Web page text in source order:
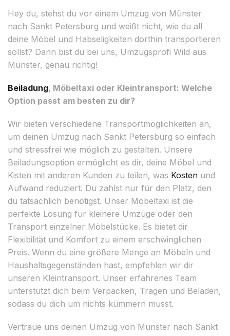
Hey du, stehst du vor einem Umzug von Münster
nach Sankt Petersburg und weißt nicht, wie du all
deine Möbel und Habseligkeiten dorthin transportieren
sollst? Dann bist du bei uns, Umzugsprofi Wild aus
Münster, genau richtig!
Beiladung, Möbeltaxi oder Kleintransport: Welche
Option passt am besten zu dir?
Wir bieten verschiedene Transportmöglichkeiten an,
um deinen Umzug nach Sankt Petersburg so einfach
und stressfrei wie möglich zu gestalten. Unsere
Beiladungsoption ermöglicht es dir, deine Möbel und
Kisten mit anderen Kunden zu teilen, was Kosten und
Aufwand reduziert. Du zahlst nur für den Platz, den
du tatsächlich benötigst. Unser Möbeltaxi ist die
perfekte Lösung für kleinere Umzüge oder den
Transport einzelner Möbelstücke. Es bietet dir
Flexibilität und Komfort zu einem erschwinglichen
Preis. Wenn du eine größere Menge an Möbeln und
Haushaltsgegenständen hast, empfehlen wir dir
unseren Kleintransport. Unser erfahrenes Team
unterstützt dich beim Verpacken, Tragen und Beladen,
sodass du dich um nichts kümmern musst.
Vertraue uns deinen Umzug von Münster nach Sankt